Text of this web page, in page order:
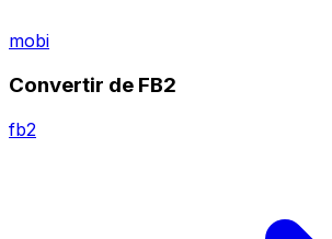
mobi
Convertir de FB2
fb2